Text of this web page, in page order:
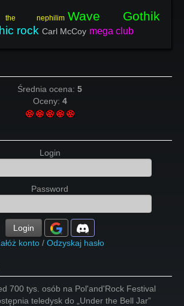
nephilim Wave Gothik
rock Carl McCoy mega club
Średnia ocena: 5
Oceny: 4
Login
Password
Login
konto / Odzyskaj hasło
700 tys. osób na Pol'and'Rock Festival
teledysk do „Under the Bell Jar”